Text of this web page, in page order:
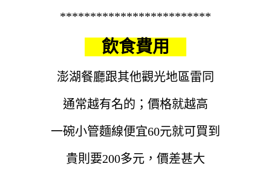
*************************
飲食費用
澎湖餐廳跟其他觀光地區雷同
通常越有名的；價格就越高
一碗小管麵線便宜60元就可買到
貴則要200多元，價差甚大